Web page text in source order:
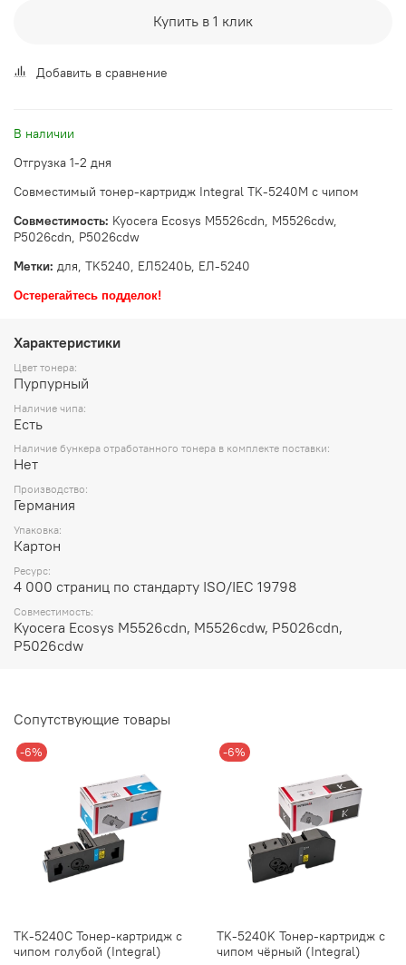
Купить в 1 клик
Добавить в сравнение
В наличии
Отгрузка 1-2 дня
Совместимый тонер-картридж Integral TK-5240M с чипом
Совместимость: Kyocera Ecosys M5526cdn, M5526cdw,
P5026cdn, P5026cdw
Метки: для, TK5240, ЕЛ5240Ь, ЕЛ-5240
Остерегайтесь подделок!
Характеристики
Цвет тонера:
Пурпурный
Наличие чипа:
Есть
Наличие бункера отработанного тонера в комплекте поставки:
Нет
Производство:
Германия
Упаковка:
Картон
Ресурс:
4 000 страниц по стандарту ISO/IEC 19798
Совместимость:
Kyocera Ecosys M5526cdn, M5526cdw, P5026cdn,
P5026cdw
Сопутствующие товары
-6%
TK-5240C Тонер-картридж с
чипом голубой (Integral)
-6%
TK-5240K Тонер-картридж с
чипом чёрный (Integral)